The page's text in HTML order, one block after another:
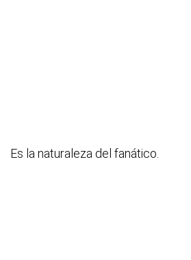
Es la naturaleza del fanático.